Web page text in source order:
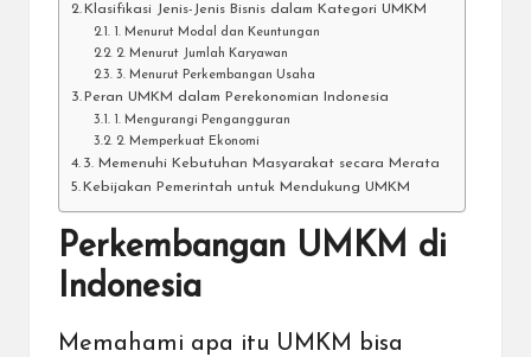
Klasifikasi Jenis-Jenis Bisnis dalam Kategori UMKM
1. Menurut Modal dan Keuntungan
2. Menurut Jumlah Karyawan
3. Menurut Perkembangan Usaha
Peran UMKM dalam Perekonomian Indonesia
1. Mengurangi Pengangguran
2. Memperkuat Ekonomi
3. Memenuhi Kebutuhan Masyarakat secara Merata
Kebijakan Pemerintah untuk Mendukung UMKM
Perkembangan UMKM di
Indonesia
Memahami apa itu UMKM bisa